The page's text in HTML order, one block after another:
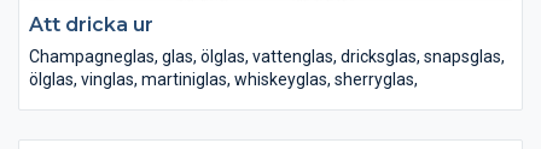
Att dricka ur
Champagneglas, glas, ölglas, vattenglas, dricksglas, snapsglas,
ölglas, vinglas, martiniglas, whiskeyglas, sherryglas,